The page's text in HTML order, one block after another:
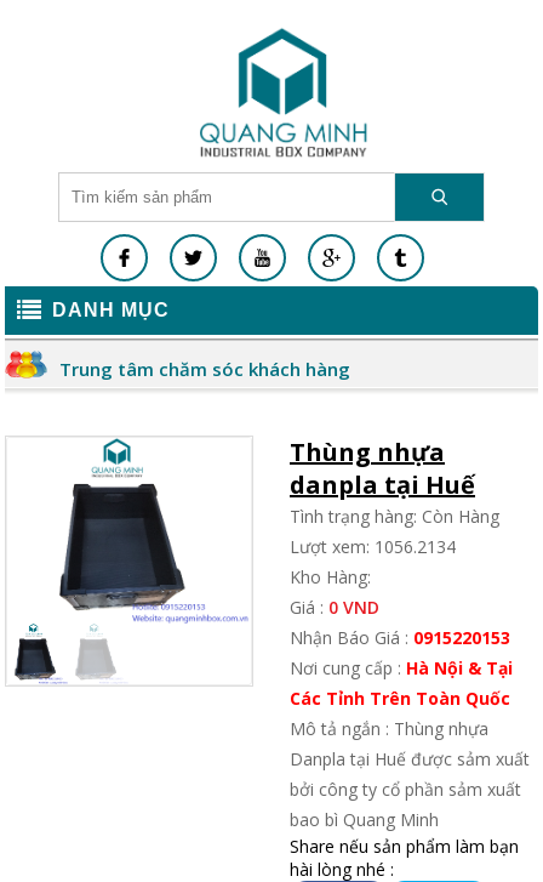
DANH MỤC
Trung tâm chăm sóc khách hàng
Thùng nhựa
danpla tại Huế
Tình trạng hàng: Còn Hàng
Lượt xem: 1056.2134
Kho Hàng:
Giá : 0 VND
Nhận Báo Giá : 0915220153
Nơi cung cấp : Hà Nội & Tại
Các Tỉnh Trên Toàn Quốc
Mô tả ngắn : Thùng nhựa
Danpla tại Huế được sảm xuất
bởi công ty cổ phần sảm xuất
bao bì Quang Minh
Share nếu sản phẩm làm bạn
hài lòng nhé :